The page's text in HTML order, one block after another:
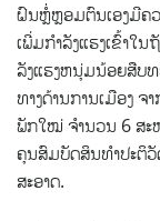
ຝົນຫຼໍ່ຫຼອມຕົນເອງມີຄ
ເພີ່ມກຳລັງແຮງເຂົ້າໃ
ລັງແຮງຫນຸ່ມນ້ອຍສືບ
ທາງດ້ານການເມືອງ ຈ
ພັກໃໝ່ ຈຳນວນ 6 ສະ
ຄຸນສົມບັດສິນທຳປະຕິ
ສະອາດ.